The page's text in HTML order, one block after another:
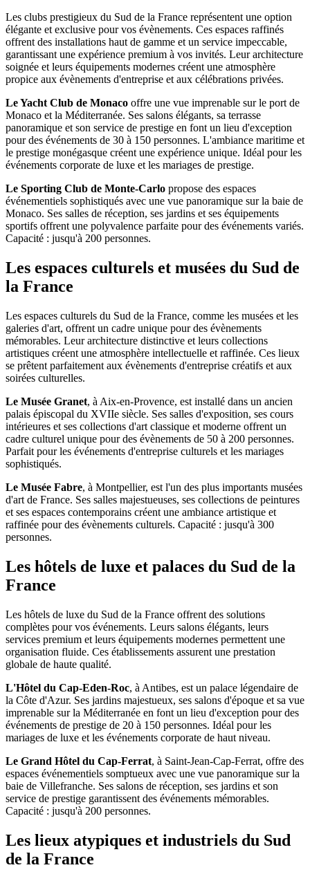
Les clubs prestigieux du Sud de la France représentent une option
élégante et exclusive pour vos évènements. Ces espaces raffinés
offrent des installations haut de gamme et un service impeccable,
garantissant une expérience premium à vos invités. Leur architecture
soignée et leurs équipements modernes créent une atmosphère
propice aux évènements d'entreprise et aux célébrations privées.
Le Yacht Club de Monaco offre une vue imprenable sur le port de
Monaco et la Méditerranée. Ses salons élégants, sa terrasse
panoramique et son service de prestige en font un lieu d'exception
pour des événements de 30 à 150 personnes. L'ambiance maritime et
le prestige monégasque créent une expérience unique. Idéal pour les
événements corporate de luxe et les mariages de prestige.
Le Sporting Club de Monte-Carlo propose des espaces
événementiels sophistiqués avec une vue panoramique sur la baie de
Monaco. Ses salles de réception, ses jardins et ses équipements
sportifs offrent une polyvalence parfaite pour des événements variés.
Capacité : jusqu'à 200 personnes.
Les espaces culturels et musées du Sud de
la France
Les espaces culturels du Sud de la France, comme les musées et les
galeries d'art, offrent un cadre unique pour des évènements
mémorables. Leur architecture distinctive et leurs collections
artistiques créent une atmosphère intellectuelle et raffinée. Ces lieux
se prêtent parfaitement aux évènements d'entreprise créatifs et aux
soirées culturelles.
Le Musée Granet, à Aix-en-Provence, est installé dans un ancien
palais épiscopal du XVIIe siècle. Ses salles d'exposition, ses cours
intérieures et ses collections d'art classique et moderne offrent un
cadre culturel unique pour des évènements de 50 à 200 personnes.
Parfait pour les événements d'entreprise culturels et les mariages
sophistiqués.
Le Musée Fabre, à Montpellier, est l'un des plus importants musées
d'art de France. Ses salles majestueuses, ses collections de peintures
et ses espaces contemporains créent une ambiance artistique et
raffinée pour des évènements culturels. Capacité : jusqu'à 300
personnes.
Les hôtels de luxe et palaces du Sud de la
France
Les hôtels de luxe du Sud de la France offrent des solutions
complètes pour vos événements. Leurs salons élégants, leurs
services premium et leurs équipements modernes permettent une
organisation fluide. Ces établissements assurent une prestation
globale de haute qualité.
L'Hôtel du Cap-Eden-Roc, à Antibes, est un palace légendaire de
la Côte d'Azur. Ses jardins majestueux, ses salons d'époque et sa vue
imprenable sur la Méditerranée en font un lieu d'exception pour des
événements de prestige de 20 à 150 personnes. Idéal pour les
mariages de luxe et les événements corporate de haut niveau.
Le Grand Hôtel du Cap-Ferrat, à Saint-Jean-Cap-Ferrat, offre des
espaces événementiels somptueux avec une vue panoramique sur la
baie de Villefranche. Ses salons de réception, ses jardins et son
service de prestige garantissent des événements mémorables.
Capacité : jusqu'à 200 personnes.
Les lieux atypiques et industriels du Sud
de la France